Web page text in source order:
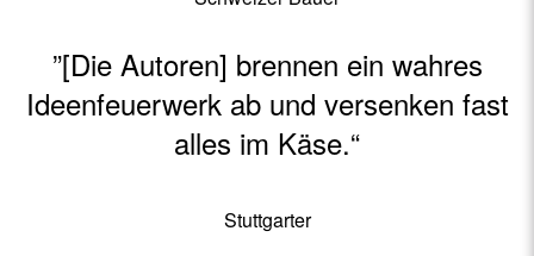
”[Die Autoren] brennen ein wahres
Ideenfeuerwerk ab und versenken fast
alles im Käse.“
Stuttgarter